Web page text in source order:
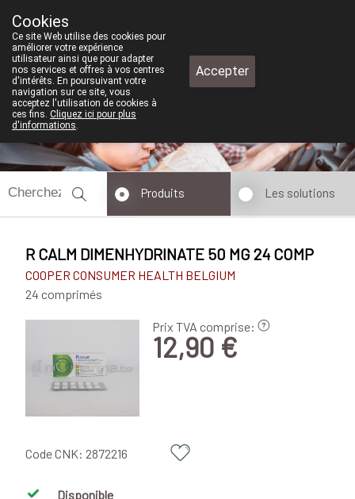
fermé
Produits Les solutions
R CALM DIMENHYDRINATE 50 MG 24 COMP
COOPER CONSUMER HEALTH BELGIUM
24 comprimés
Prix TVA comprise:
12,90 €
Code CNK: 2872216
Disponible
Cookies
Ce site Web utilise des cookies pour
améliorer votre expérience
utilisateur ainsi que pour adapter
nos services et offres à vos centres
d'intérêts. En poursuivant votre
navigation sur ce site, vous
acceptez l'utilisation de cookies à
ces fins. Cliquez ici pour plus
d'informations.
Accepter